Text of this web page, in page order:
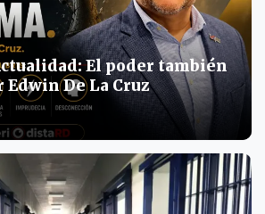
El poder también
De La Cruz